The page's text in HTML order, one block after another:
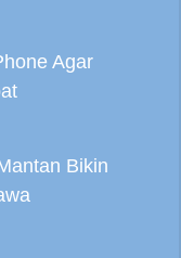
Agar
Bikin